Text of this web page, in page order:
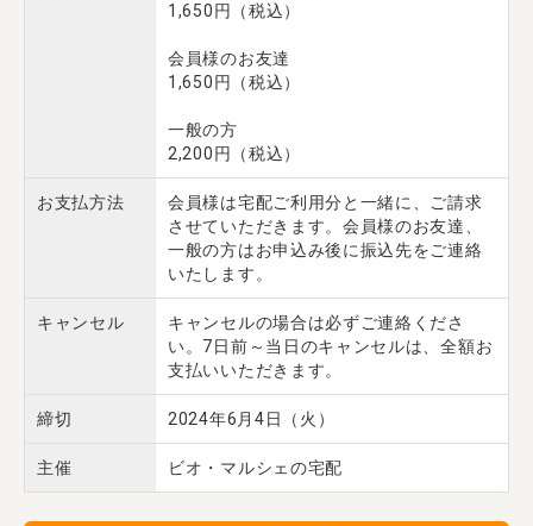
1,650円（税込）
会員様のお友達
1,650円（税込）
一般の方
2,200円（税込）
お支払方法
会員様は宅配ご利用分と一緒に、ご請求
させていただきます。会員様のお友達、
一般の方はお申込み後に振込先をご連絡
いたします。
キャンセル
キャンセルの場合は必ずご連絡くださ
い。7日前～当日のキャンセルは、全額お
支払いいただきます。
締切 2024年6月4日（火）
主催 ビオ・マルシェの宅配